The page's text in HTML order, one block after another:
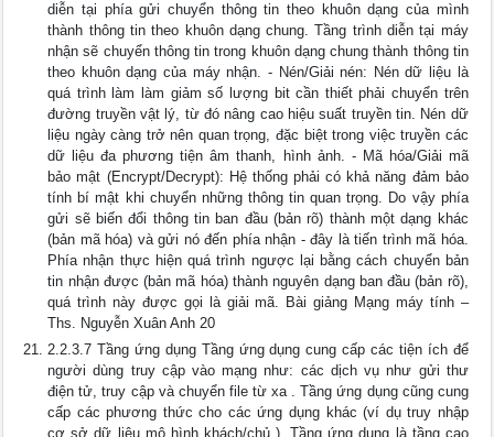
diễn tại phía gửi chuyển thông tin theo khuôn dạng của mình
thành thông tin theo khuôn dạng chung. Tầng trình diễn tại máy
nhận sẽ chuyển thông tin trong khuôn dạng chung thành thông tin
theo khuôn dạng của máy nhận. - Nén/Giải nén: Nén dữ liệu là
quá trình làm làm giảm số lượng bit cần thiết phải chuyển trên
đường truyền vật lý, từ đó nâng cao hiệu suất truyền tin. Nén dữ
liệu ngày càng trở nên quan trọng, đặc biệt trong việc truyền các
dữ liệu đa phương tiện âm thanh, hình ảnh. - Mã hóa/Giải mã
bảo mật (Encrypt/Decrypt): Hệ thống phải có khả năng đảm bảo
tính bí mật khi chuyển những thông tin quan trọng. Do vậy phía
gửi sẽ biến đổi thông tin ban đầu (bản rõ) thành một dạng khác
(bản mã hóa) và gửi nó đến phía nhận - đây là tiến trình mã hóa.
Phía nhận thực hiện quá trình ngược lại bằng cách chuyển bản
tin nhận được (bản mã hóa) thành nguyên dạng ban đầu (bản rõ),
quá trình này được gọi là giải mã. Bài giảng Mạng máy tính –
Ths. Nguyễn Xuân Anh 20
2.2.3.7 Tầng ứng dụng Tầng ứng dụng cung cấp các tiện ích để
người dùng truy cập vào mạng như: các dịch vụ như gửi thư
điện tử, truy cập và chuyển file từ xa . Tầng ứng dụng cũng cung
cấp các phương thức cho các ứng dụng khác (ví dụ truy nhập
cơ sở dữ liệu mô hình khách/chủ ). Tầng ứng dụng là tầng cao